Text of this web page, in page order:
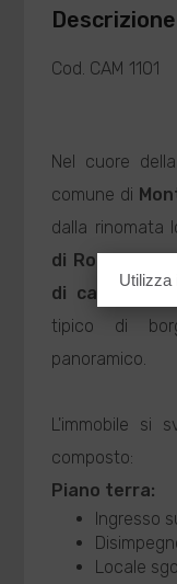
Descrizione
Cod. CAM 1101
Nel cuore
comune di
dalla rinomata
di Roburent,
di casa
libera
tipico di
panoramico.
L'immobile si
composto:
Piano terra:
Ingresso
Locale
Utilizza